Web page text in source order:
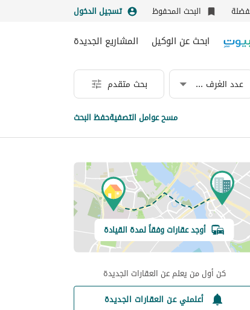
البحث المحفوظ تسجيل الدخول
ابحث عن الوكيل المشاريع الجديدة
عدد الغرف & الحمامات بحث متقدم
مسح عوامل التصفيةحفظ البحث
أوجد عقارات وفقاً لمدة القيادة
كن أول من يعلم عن العقارات الجديدة
أعلمني عن العقارات الجديدة